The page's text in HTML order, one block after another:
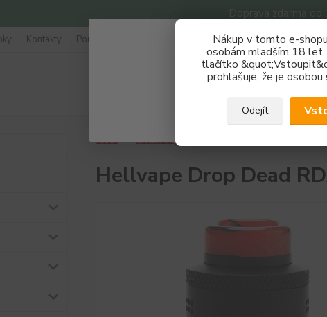
Doprava zdarma od
Nákup v tomto e-
osobám mladším 18 let.
tlačítko
prohlašuje, že je
Odejít
Kontakty Poradna
Úvod Atomizéry
Hellvape Drop Dead
Získej
Zaregistruj se a nakupuj se
REGISTRAČNÍ
Zavřít